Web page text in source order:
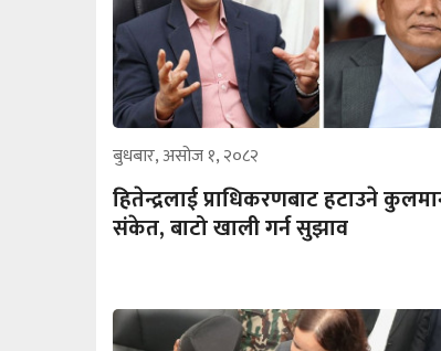
बुधबार, असोज १, २०८२
हितेन्द्रलाई प्राधिकरणबाट हटाउने
संकेत, बाटो खाली गर्न सुझाव